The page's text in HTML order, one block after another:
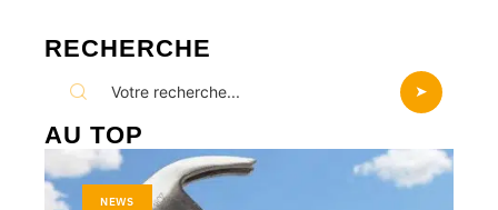
RECHERCHE
AU TOP
NEWS